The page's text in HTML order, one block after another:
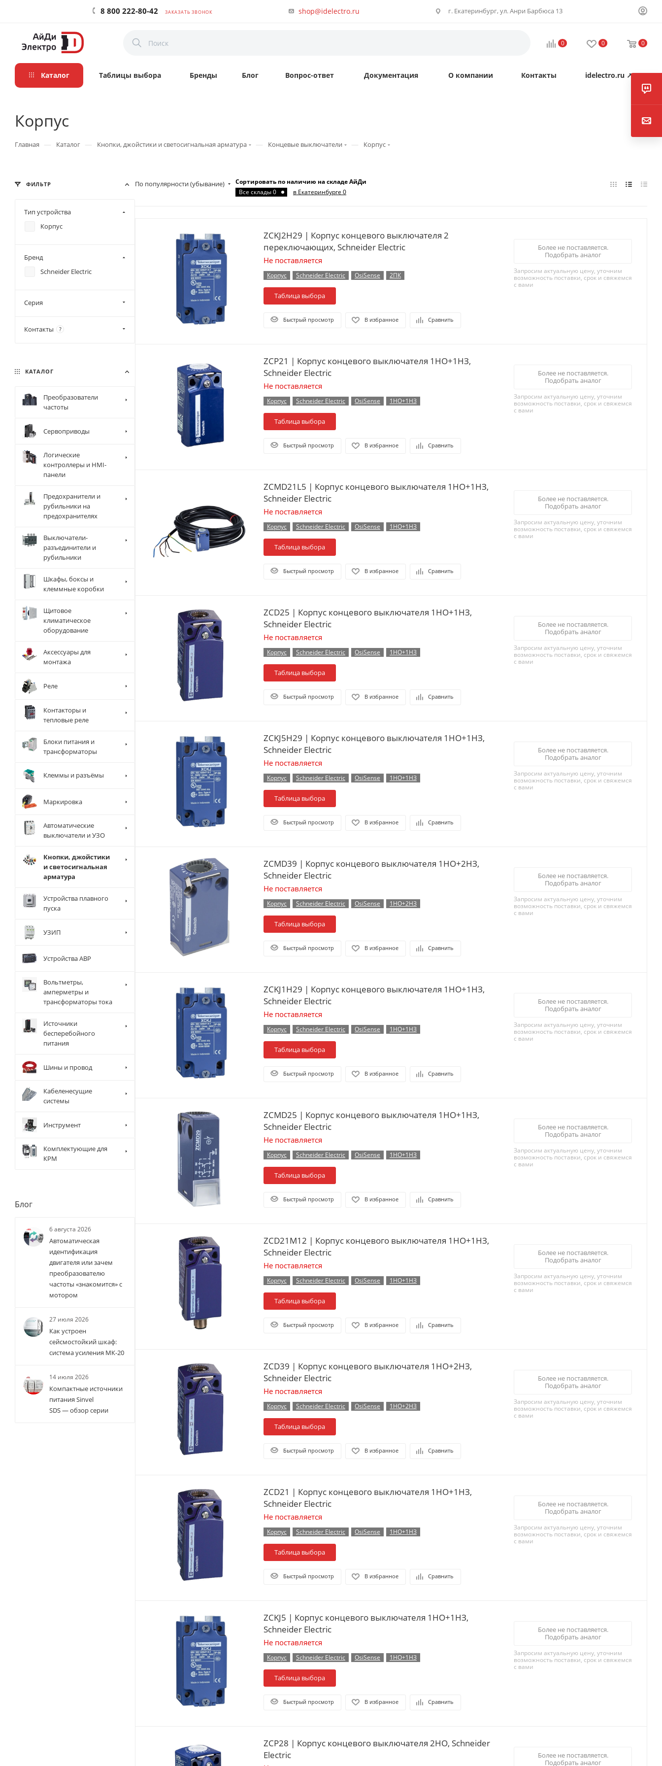
8 800 222-80-42 ЗАКАЗАТЬ ЗВОНОК shop@idelectro.ru г. Екатеринбург, ул. Анри Барбюса 13
0 0 0
Каталог Таблицы выбора Бренды Блог Вопрос-ответ Документация О компании Контакты idelectro.ru ↗
Корпус
Главная — Каталог — Кнопки, джойстики и светосигнальная арматура — Концевые выключатели — Корпус
По популярности (убывание)
Сортировать по наличию на складе АйДи
Все склады 0
в Екатеринбурге 0
ZCKJ2H29 | Корпус концевого выключателя 2
переключающих, Schneider Electric
Не поставляется
Корпус Schneider Electric OsiSense 2ПК
Таблица выбора
Быстрый просмотр В избранное Сравнить
Более не поставляется.
Подобрать аналог
Запросим актуальную цену, уточним
возможность поставки, срок и свяжемся
с вами
ZCP21 | Корпус концевого выключателя 1НО+1НЗ,
Schneider Electric
Не поставляется
Корпус Schneider Electric OsiSense 1НО+1НЗ
Таблица выбора
Быстрый просмотр В избранное Сравнить
Более не поставляется.
Подобрать аналог
Запросим актуальную цену, уточним
возможность поставки, срок и свяжемся
с вами
ZCMD21L5 | Корпус концевого выключателя 1НО+1НЗ,
Schneider Electric
Не поставляется
Корпус Schneider Electric OsiSense 1НО+1НЗ
Таблица выбора
Быстрый просмотр В избранное Сравнить
Более не поставляется.
Подобрать аналог
Запросим актуальную цену, уточним
возможность поставки, срок и свяжемся
с вами
ZCD25 | Корпус концевого выключателя 1НО+1НЗ,
Schneider Electric
Не поставляется
Корпус Schneider Electric OsiSense 1НО+1НЗ
Таблица выбора
Быстрый просмотр В избранное Сравнить
Более не поставляется.
Подобрать аналог
Запросим актуальную цену, уточним
возможность поставки, срок и свяжемся
с вами
ZCKJ5H29 | Корпус концевого выключателя 1НО+1НЗ,
Schneider Electric
Не поставляется
Корпус Schneider Electric OsiSense 1НО+1НЗ
Таблица выбора
Быстрый просмотр В избранное Сравнить
Более не поставляется.
Подобрать аналог
Запросим актуальную цену, уточним
возможность поставки, срок и свяжемся
с вами
ZCMD39 | Корпус концевого выключателя 1НО+2НЗ,
Schneider Electric
Не поставляется
Корпус Schneider Electric OsiSense 1НО+2НЗ
Таблица выбора
Быстрый просмотр В избранное Сравнить
Более не поставляется.
Подобрать аналог
Запросим актуальную цену, уточним
возможность поставки, срок и свяжемся
с вами
ZCKJ1H29 | Корпус концевого выключателя 1НО+1НЗ,
Schneider Electric
Не поставляется
Корпус Schneider Electric OsiSense 1НО+1НЗ
Таблица выбора
Быстрый просмотр В избранное Сравнить
Более не поставляется.
Подобрать аналог
Запросим актуальную цену, уточним
возможность поставки, срок и свяжемся
с вами
ZCMD25 | Корпус концевого выключателя 1НО+1НЗ,
Schneider Electric
Не поставляется
Корпус Schneider Electric OsiSense 1НО+1НЗ
Таблица выбора
Быстрый просмотр В избранное Сравнить
Более не поставляется.
Подобрать аналог
Запросим актуальную цену, уточним
возможность поставки, срок и свяжемся
с вами
ZCD21M12 | Корпус концевого выключателя 1НО+1НЗ,
Schneider Electric
Не поставляется
Корпус Schneider Electric OsiSense 1НО+1НЗ
Таблица выбора
Быстрый просмотр В избранное Сравнить
Более не поставляется.
Подобрать аналог
Запросим актуальную цену, уточним
возможность поставки, срок и свяжемся
с вами
ZCD39 | Корпус концевого выключателя 1НО+2НЗ,
Schneider Electric
Не поставляется
Корпус Schneider Electric OsiSense 1НО+2НЗ
Таблица выбора
Быстрый просмотр В избранное Сравнить
Более не поставляется.
Подобрать аналог
Запросим актуальную цену, уточним
возможность поставки, срок и свяжемся
с вами
ZCD21 | Корпус концевого выключателя 1НО+1НЗ,
Schneider Electric
Не поставляется
Корпус Schneider Electric OsiSense 1НО+1НЗ
Таблица выбора
Быстрый просмотр В избранное Сравнить
Более не поставляется.
Подобрать аналог
Запросим актуальную цену, уточним
возможность поставки, срок и свяжемся
с вами
ZCKJ5 | Корпус концевого выключателя 1НО+1НЗ,
Schneider Electric
Не поставляется
Корпус Schneider Electric OsiSense 1НО+1НЗ
Таблица выбора
Быстрый просмотр В избранное Сравнить
Более не поставляется.
Подобрать аналог
Запросим актуальную цену, уточним
возможность поставки, срок и свяжемся
с вами
ZCP28 | Корпус концевого выключателя 2НО, Schneider
Electric
Более не поставляется.
Подобрать аналог
ФИЛЬТР
Тип устройства
Корпус
Бренд
Schneider Electric
Серия
Контакты ?
КАТАЛОГ
Преобразователи
частоты
Сервоприводы
Логические
контроллеры и HMI-
панели
Предохранители и
рубильники на
предохранителях
Выключатели-
разъединители и
рубильники
Шкафы, боксы и
клеммные коробки
Щитовое
климатическое
оборудование
Аксессуары для
монтажа
Реле
Контакторы и
тепловые реле
Блоки питания и
трансформаторы
Клеммы и разъёмы
Маркировка
Автоматические
выключатели и УЗО
Кнопки, джойстики
и светосигнальная
арматура
Устройства плавного
пуска
УЗИП
Устройства АВР
Вольтметры,
амперметры и
трансформаторы тока
Источники
бесперебойного
питания
Шины и провод
Кабеленесущие
системы
Инструмент
Комплектующие для
КРМ
Блог
6 августа 2026
Автоматическая
идентификация
двигателя или зачем
преобразователю
частоты «знакомится» с
мотором
27 июля 2026
Как устроен
сейсмостойкий шкаф:
система усиления МК-20
14 июля 2026
Компактные источники
питания Sinvel
SDS — обзор серии